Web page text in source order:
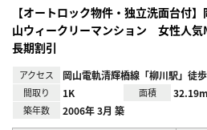
【オートロック物件・独立洗面台付
山ウィークリーマンション 女性人
長期割引
アクセス 岡山電軌清輝橋線「柳川駅」徒
間取り 1K 面積
築年数 2006年 3月 築